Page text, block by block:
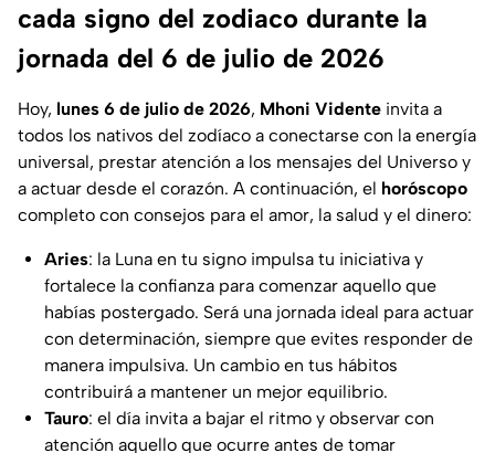
cada signo del zodiaco durante la
jornada del 6 de julio de 2026
Hoy, lunes 6 de julio de 2026, Mhoni Vidente invita a
todos los nativos del zodíaco a conectarse con la energía
universal, prestar atención a los mensajes del Universo y
a actuar desde el corazón. A continuación, el horóscopo
completo con consejos para el amor, la salud y el dinero:
Aries: la Luna en tu signo impulsa tu iniciativa y
fortalece la confianza para comenzar aquello que
habías postergado. Será una jornada ideal para actuar
con determinación, siempre que evites responder de
manera impulsiva. Un cambio en tus hábitos
contribuirá a mantener un mejor equilibrio.
Tauro: el día invita a bajar el ritmo y observar con
atención aquello que ocurre antes de tomar